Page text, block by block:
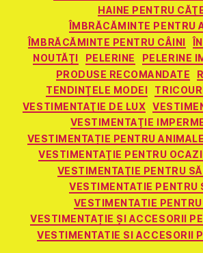
HAINE PENTRU
ÎMBRĂCĂMINTE PENTRU
ÎMBRĂCĂMINTE PENTRU CÂINI
NOUTĂŢI
PELERINE
PELERINE
PRODUSE RECOMANDATE
TENDINŢELE MODEI
VESTIMENTAŢIE DE LUX
VESTIMENTAŢIE
VESTIMENTAȚIE PENTRU
VESTIMENTAŢIE PENTRU
VESTIMENTAŢIE PENTRU
VESTIMENTATIE PENTRU
VESTIMENTATIE
VESTIMENTAȚIE ȘI ACCESORII
VESTIMENTATIE SI ACCESORII